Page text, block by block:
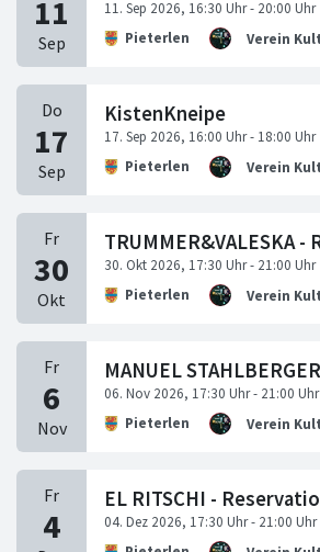
Pieterlen Verein
KistenKneipe
Pieterlen Verein
Pieterlen Verein
Pieterlen Verein
EL RITSCHI -